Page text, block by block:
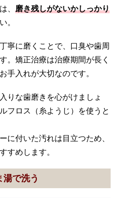
、 磨き残しがないかしっかり
。
寧に磨くことで、口臭や歯周
。矯正治療は治療期間が長く
手入れが大切なのです。
りな歯磨きを心がけましょ
フロス（糸ようじ）を使うと
に付いた汚れは目立つため、
すめします。
湯で洗う